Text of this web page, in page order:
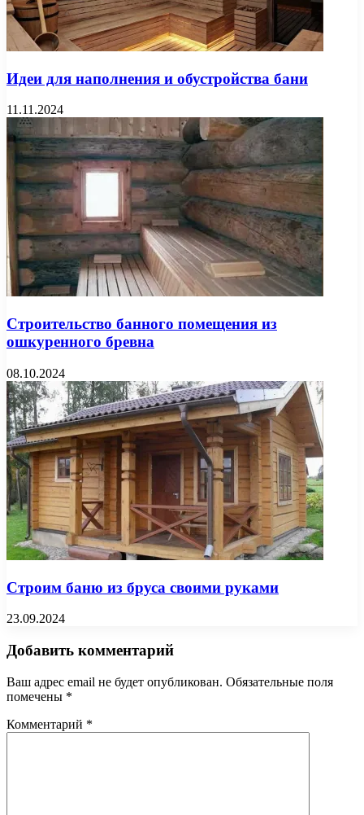
Идеи для наполнения и обустройства бани
11.11.2024
Строительство банного помещения из
ошкуренного бревна
08.10.2024
Строим баню из бруса своими руками
23.09.2024
Добавить комментарий
Ваш адрес email не будет опубликован. Обязательные поля
помечены *
Комментарий *